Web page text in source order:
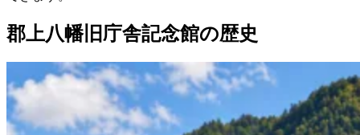
郡上八幡旧庁舎記念館の歴史